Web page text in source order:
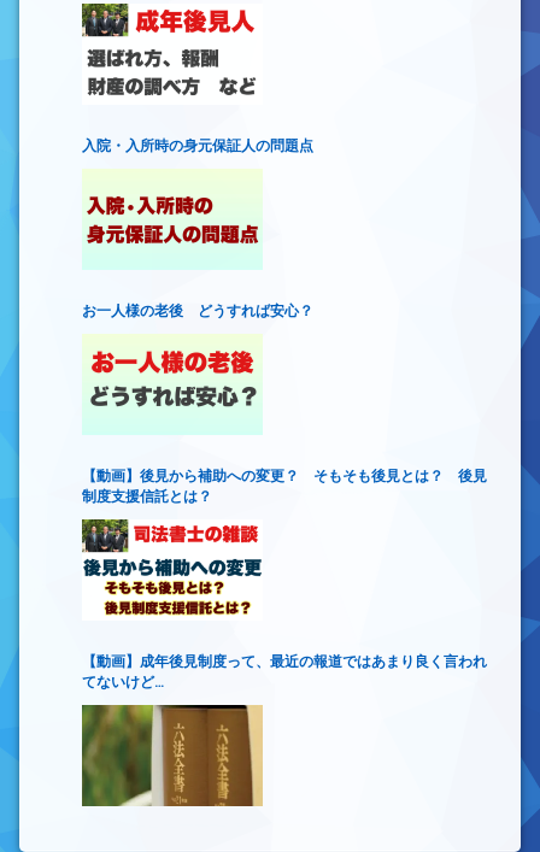
入院・入所時の身元保証人の問題点
お一人様の老後 どうすれば安心？
【動画】後見から補助への変更？ そもそも後見とは？ 後見
制度支援信託とは？
【動画】成年後見制度って、最近の報道ではあまり良く言われ
てないけど…